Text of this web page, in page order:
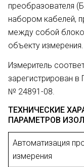
преобразователя
набором кабелей,
между собой
объекту измерения.
Измеритель
зарегистрирован в
№ 24891-08.
ТЕХНИЧЕСКИЕ
ПАРАМЕТРОВ
Автоматизация
измерения